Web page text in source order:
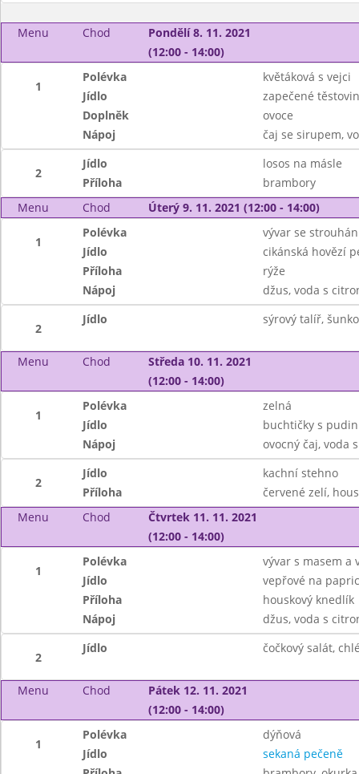
Menu Chod
Pondělí 8. 11. 2021
(12:00 - 14:00)
1
Polévka
květáková s vejci
Jídlo
zapečené
Doplněk
ovoce
Nápoj
čaj se sirupem,
2
Jídlo
losos na másle
Příloha
brambory
Menu
Chod Úterý 9. 11. 2021 (12:00 - 14:00)
1
Polévka
vývar se
Jídlo
cikánská hovězí
Příloha
rýže
Nápoj
džus, voda s
2
Jídlo sýrový talíř,
Menu Chod
Středa 10. 11. 2021
(12:00 - 14:00)
1
Polévka
zelná
Jídlo
buchtičky s
Nápoj
ovocný čaj, voda
2
Jídlo
kachní stehno
Příloha
červené zelí,
Menu
Chod
Čtvrtek 11. 11. 2021
(12:00 - 14:00)
1
Polévka
vývar s masem a
Jídlo
vepřové na
Příloha
houskový knedlík
Nápoj
džus, voda s
2
Jídlo čočkový salát,
Menu Chod
Pátek 12. 11. 2021
(12:00 - 14:00)
1
Polévka
dýňová
Jídlo
sekaná pečeně